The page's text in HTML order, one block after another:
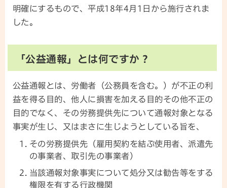
明確にするもので、平成18年4月1日から施行されま
した。
「公益通報」とは何ですか？
公益通報とは、労働者（公務員を含む。）が不正の利
益を得る目的、他人に損害を加える目的その他不正の
目的でなく、その労務提供先について通報対象となる
事実が生じ、又はまさに生じようとしている旨を、
その労務提供先（雇用契約を結ぶ使用者、派遣先
の事業者、取引先の事業者）
当該通報対象事実について処分又は勧告等をする
権限を有する行政機関